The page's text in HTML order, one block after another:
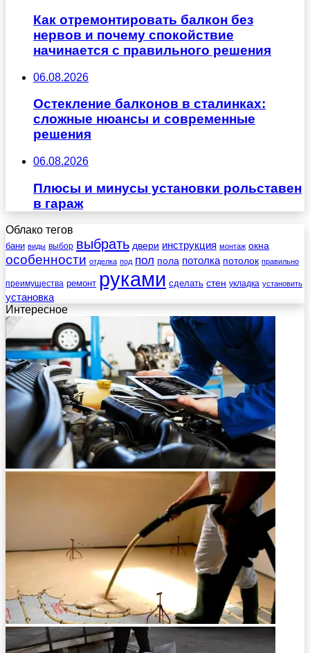
Как отремонтировать балкон без
нервов и почему спокойствие
начинается с правильного решения
06.08.2026
Остекление балконов в сталинках:
сложные нюансы и современные
решения
06.08.2026
Плюсы и минусы установки рольставен
в гараж
Облако тегов
бани виды выбор выбрать двери инструкция монтаж окна
особенности отделка под пол пола потолка потолок правильно
преимущества ремонт руками сделать стен укладка установить
установка
Интересное